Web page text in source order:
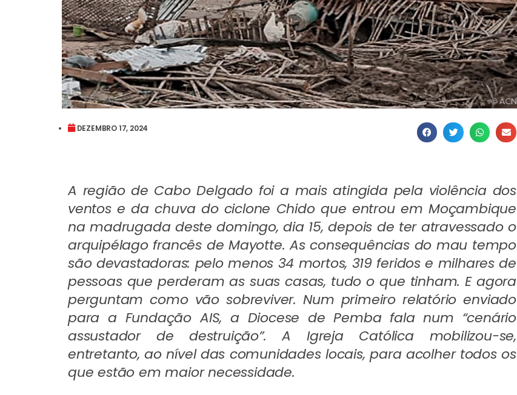
DEZEMBRO 17, 2024
A região de Cabo Delgado foi a mais atingida pela violência dos
ventos e da chuva do ciclone Chido que entrou em Moçambique
na madrugada deste domingo, dia 15, depois de ter atravessado o
arquipélago francês de Mayotte. As consequências do mau tempo
são devastadoras: pelo menos 34 mortos, 319 feridos e milhares de
pessoas que perderam as suas casas, tudo o que tinham. E agora
perguntam como vão sobreviver. Num primeiro relatório enviado
para a Fundação AIS, a Diocese de Pemba fala num “cenário
assustador de destruição”. A Igreja Católica mobilizou-se,
entretanto, ao nível das comunidades locais, para acolher todos os
que estão em maior necessidade.